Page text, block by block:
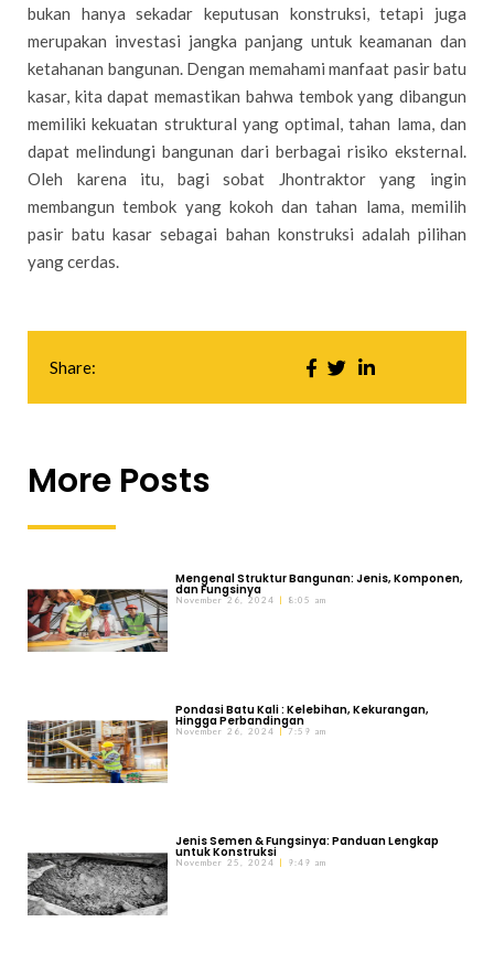
bukan hanya sekadar keputusan konstruksi, tetapi juga
merupakan investasi jangka panjang untuk keamanan dan
ketahanan bangunan. Dengan memahami manfaat pasir batu
kasar, kita dapat memastikan bahwa tembok yang dibangun
memiliki kekuatan struktural yang optimal, tahan lama, dan
dapat melindungi bangunan dari berbagai risiko eksternal.
Oleh karena itu, bagi sobat Jhontraktor yang ingin
membangun tembok yang kokoh dan tahan lama, memilih
pasir batu kasar sebagai bahan konstruksi adalah pilihan
yang cerdas.
Share:
More Posts
Mengenal Struktur Bangunan: Jenis, Komponen,
dan Fungsinya
November 26, 2024 8:05 am
Pondasi Batu Kali : Kelebihan, Kekurangan,
Hingga Perbandingan
November 26, 2024 7:59 am
Jenis Semen & Fungsinya: Panduan Lengkap
untuk Konstruksi
November 25, 2024 9:49 am